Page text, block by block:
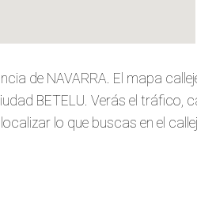
de NAVARRA. El mapa
BETELU. Verás el tráfico,
lo que buscas en el